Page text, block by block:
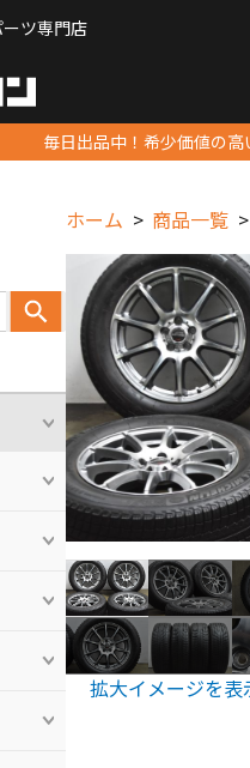
ツ専門店
毎日出品中！希少価値の
ホーム 商品一覧
拡大イメージを表